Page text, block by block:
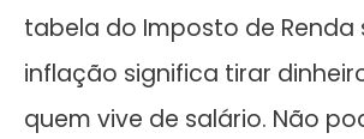
tabela do Imposto de Renda
inflação significa tirar
quem vive de salário. Não